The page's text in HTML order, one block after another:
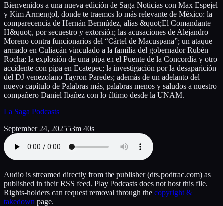
Bienvenidos a una nueva edición de Saga Noticias con Max Espejel
y Kim Armengol, donde te traemos lo más relevante de México: la
comparecencia de Hernán Bermúdez, alias &quot;El Comandante
H&quot;, por secuestro y extorsión; las acusaciones de Alejandro
Moreno contra funcionarios del “Cártel de Macuspana”; un ataque
armado en Culiacán vinculado a la familia del gobernador Rubén
Rocha; la explosión de una pipa en el Puente de la Concordia y otro
accidente con pipa en Ecatepec; la investigación por la desaparición
del DJ venezolano Tayron Paredes; además de un adelanto del
nuevo capítulo de Palabras más, palabras menos y saludos a nuestro
compañero Daniel Ibañez con lo último desde la UNAM.
La Saga Podcasts
September 24, 202553m 40s
Audio is streamed directly from the publisher(dts.podtrac.com) as
published in their RSS feed. Play Podcasts does not host this file.
Rights-holders can request removal through the copyright &
takedown page.